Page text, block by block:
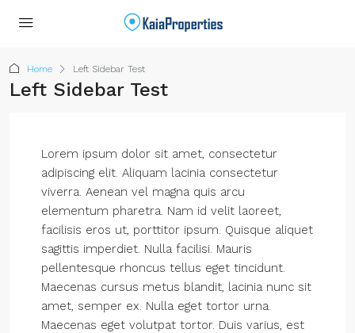
Home Left Sidebar Test
Left Sidebar Test
Lorem ipsum dolor sit amet, consectetur
adipiscing elit. Aliquam lacinia consectetur
viverra. Aenean vel magna quis arcu
elementum pharetra. Nam id velit laoreet,
facilisis eros ut, porttitor ipsum. Quisque aliquet
sagittis imperdiet. Nulla facilisi. Mauris
pellentesque rhoncus tellus eget tincidunt.
Maecenas cursus metus blandit, lacinia nunc sit
amet, semper ex. Nulla eget tortor urna.
Maecenas eget volutpat tortor. Duis varius, est